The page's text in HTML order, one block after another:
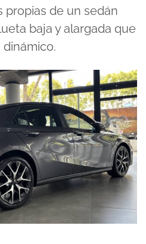
propias de un sedán
baja y alargada que